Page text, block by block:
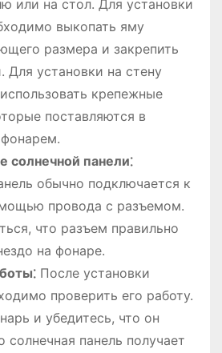
или на стол. Для установки
выкопать яму
размера и закрепить
Для установки на стену
крепежные
поставляются в
солнечной панели⁚
обычно подключается к
провода с разъемом.
что разъем правильно
на фонаре.
После установки
проверить его работу.
и убедитесь, что он
солнечная панель получает